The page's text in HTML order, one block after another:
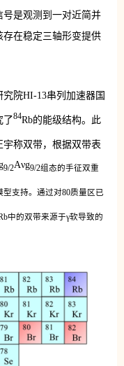
是观测到一对近简并
在稳定三轴形变提供
院HI-13串列加速器国
了84Rb的能级结构。此
称双带，根据双带表
9/2Aνg9/2组态的手征双重
支持。通过对80质量区已
中的双带来源于γ软导致的